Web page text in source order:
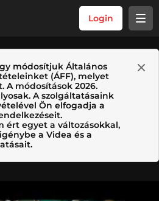
Login
módosítjuk Általános
(ÁFF), melyet
A módosítások 2026.
A szolgáltatásaink
Ön elfogadja a
ért egyet a változásokkal,
a Videa és a